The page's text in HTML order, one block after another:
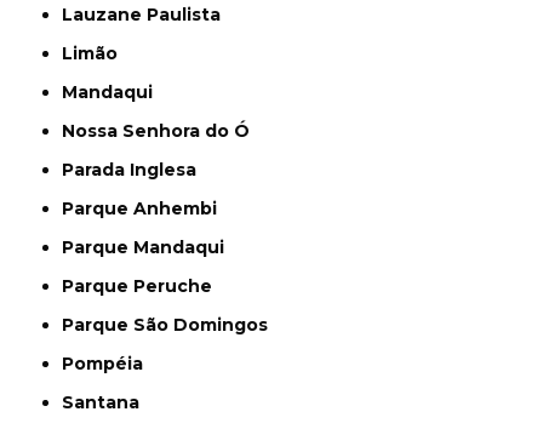
Lauzane Paulista
Limão
Mandaqui
Nossa Senhora do Ó
Parada Inglesa
Parque Anhembi
Parque Mandaqui
Parque Peruche
Parque São Domingos
Pompéia
Santana